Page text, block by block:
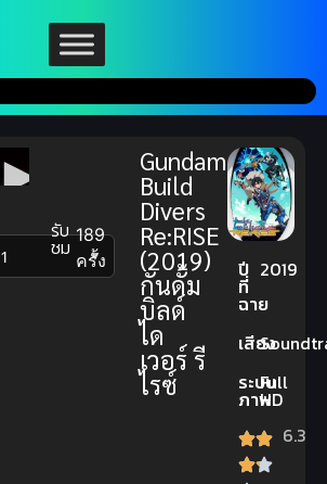
▼
รับ
ชม 189
ครั้ง
Gundam
Build
Divers
Re:RISE
(2019)
กันดั้ม
บิลด์
ได
เวอร์ รี
ไรซ์
ปี
ที่
ฉาย
2019
เสียง
ระบบ
ภาพ
Full
HD
6.3